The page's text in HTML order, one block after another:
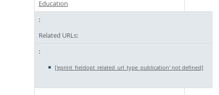
Education
Related URLs:
['eprint_fieldopt_related_url_type_publication' not defined]